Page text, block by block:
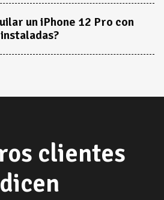
un iPhone 12 Pro con
clientes
dicen